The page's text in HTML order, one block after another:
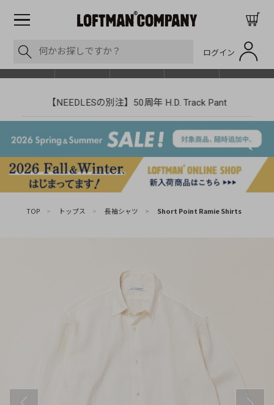
ログイン
SHOP LIST
【NEEDLESの別注】50周年 H.D. Track Pant
TOP > トップス > 長袖シャツ > Short Point Ramie Shirts